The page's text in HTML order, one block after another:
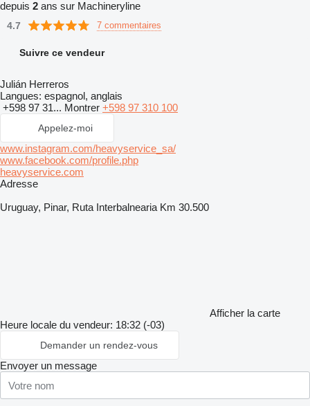
depuis 2 ans sur Machineryline
4.7 7 commentaires
Suivre ce vendeur
Julián Herreros
Langues: espagnol, anglais
+598 97 31... Montrer +598 97 310 100
Appelez-moi
www.instagram.com/heavyservice_sa/
www.facebook.com/profile.php
heavyservice.com
Adresse
Uruguay, Pinar, Ruta Interbalnearia Km 30.500
Afficher la carte
Heure locale du vendeur: 18:32 (-03)
Demander un rendez-vous
Envoyer un message